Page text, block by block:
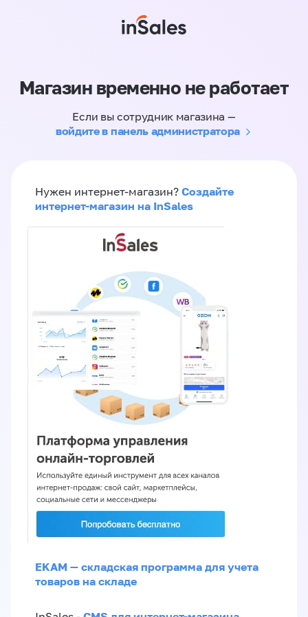
Магазин временно не работает
Если вы сотрудник магазина —
войдите в панель администратора
Нужен интернет-магазин? Создайте
интернет-магазин на InSales
EKAM — складская программа для учета
товаров на складе